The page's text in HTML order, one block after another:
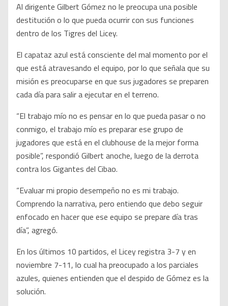
Al dirigente Gilbert Gómez no le preocupa una posible
destitución o lo que pueda ocurrir con sus funciones
dentro de los Tigres del Licey.
El capataz azul está consciente del mal momento por el
que está atravesando el equipo, por lo que señala que su
misión es preocuparse en que sus jugadores se preparen
cada día para salir a ejecutar en el terreno.
“El trabajo mío no es pensar en lo que pueda pasar o no
conmigo, el trabajo mío es preparar ese grupo de
jugadores que está en el clubhouse de la mejor forma
posible”, respondió Gilbert anoche, luego de la derrota
contra los Gigantes del Cibao.
“Evaluar mi propio desempeño no es mi trabajo.
Comprendo la narrativa, pero entiendo que debo seguir
enfocado en hacer que ese equipo se prepare día tras
día”, agregó.
En los últimos 10 partidos, el Licey registra 3-7 y en
noviembre 7-11, lo cual ha preocupado a los parciales
azules, quienes entienden que el despido de Gómez es la
solución.